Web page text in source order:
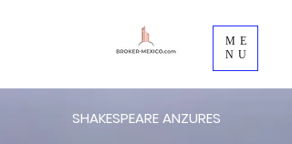
ME
NU
SHAKESPEARE ANZURES